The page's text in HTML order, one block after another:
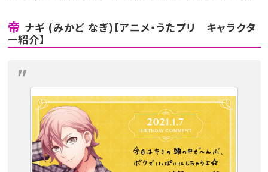
帝 ナギ (みかど なぎ)【アニメ・うたプリ キャラクタ
ー紹介】